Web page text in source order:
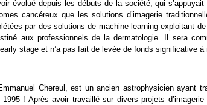
évolué depuis les débuts de la société, qui
cancéreux que les solutions d’imagerie
par des solutions de machine learning exploitant
aux professionnels de la dermatologie. Il sera
stage et n’a pas fait de levée de fonds significative à
Chereul, est un ancien astrophysicien ayant
! Après avoir travaillé sur divers projets